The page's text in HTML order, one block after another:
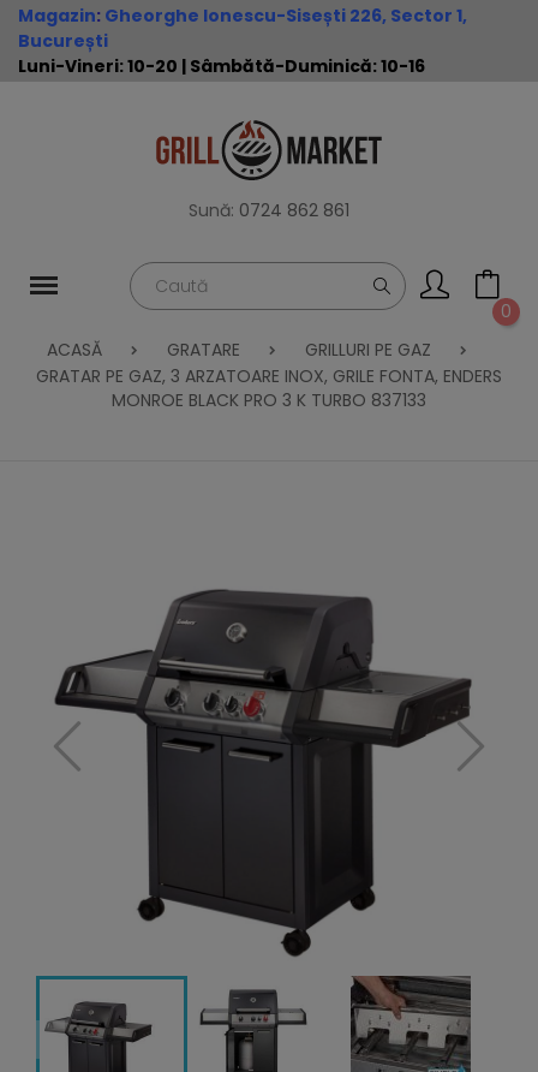
Magazin: Gheorghe Ionescu-Sisești 226, Sector 1,
București
Luni-Vineri: 10-20 | Sâmbătă-Duminică: 10-16
Sună: 0724 862 861
0
ACASĂ
GRATARE
GRILLURI PE GAZ
GRATAR PE GAZ, 3 ARZATOARE INOX, GRILE FONTA, ENDERS
MONROE BLACK PRO 3 K TURBO 837133